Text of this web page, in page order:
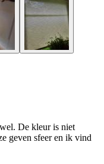
De kleur is niet
geven sfeer en ik vind